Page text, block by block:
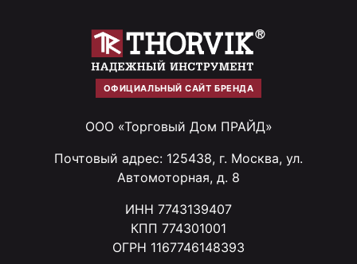
ОФИЦИАЛЬНЫЙ САЙТ БРЕНДА
ООО «Торговый Дом ПРАЙД»
Почтовый адрес: 125438, г. Москва, ул.
Автомоторная, д. 8
ИНН 7743139407
КПП 774301001
ОГРН 1167746148393